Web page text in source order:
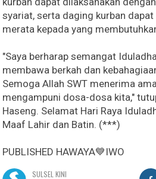
syariat, serta daging kurban
merata kepada yang
"Saya berharap semangat
membawa berkah dan
Semoga Allah SWT menerima
mengampuni dosa-dosa kita,"
Haseng. Selamat Hari Raya
Maaf Lahir dan Batin. (***)
PUBLISHED HAWAYA💙IWO
SULSEL KINI